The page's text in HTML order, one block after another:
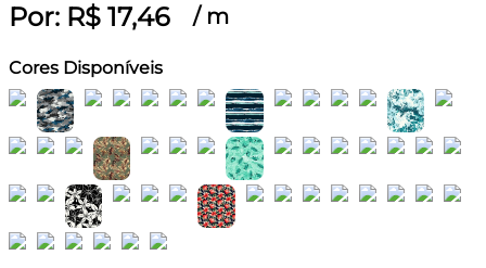
Por: R$ 17,46 / m
Cores Disponíveis